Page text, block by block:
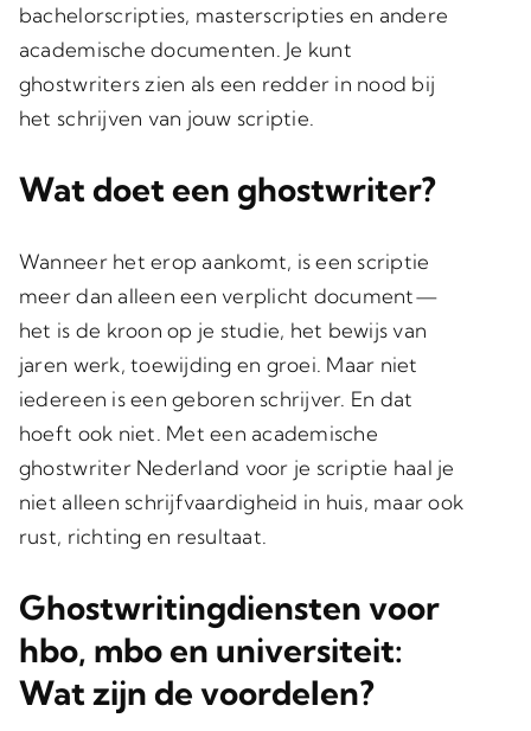
bachelorscripties, masterscripties en andere
academische documenten. Je kunt
ghostwriters zien als een redder in nood bij
het schrijven van jouw scriptie.
Wat doet een ghostwriter?
Wanneer het erop aankomt, is een scriptie
meer dan alleen een verplicht document—
het is de kroon op je studie, het bewijs van
jaren werk, toewijding en groei. Maar niet
iedereen is een geboren schrijver. En dat
hoeft ook niet. Met een academische
ghostwriter Nederland voor je scriptie haal je
niet alleen schrijfvaardigheid in huis, maar ook
rust, richting en resultaat.
Ghostwritingdiensten voor
hbo, mbo en universiteit:
Wat zijn de voordelen?